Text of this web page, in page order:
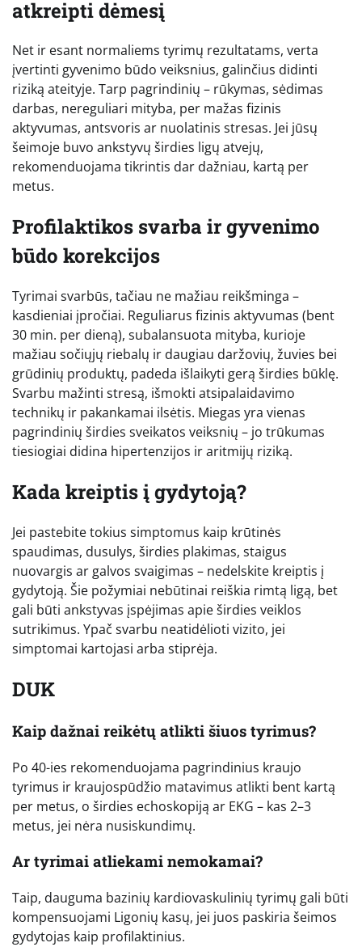
atkreipti dėmesį
Net ir esant normaliems tyrimų rezultatams, verta
įvertinti gyvenimo būdo veiksnius, galinčius didinti
riziką ateityje. Tarp pagrindinių – rūkymas, sėdimas
darbas, nereguliari mityba, per mažas fizinis
aktyvumas, antsvoris ar nuolatinis stresas. Jei jūsų
šeimoje buvo ankstyvų širdies ligų atvejų,
rekomenduojama tikrintis dar dažniau, kartą per
metus.
Profilaktikos svarba ir gyvenimo
būdo korekcijos
Tyrimai svarbūs, tačiau ne mažiau reikšminga –
kasdieniai įpročiai. Reguliarus fizinis aktyvumas (bent
30 min. per dieną), subalansuota mityba, kurioje
mažiau sočiųjų riebalų ir daugiau daržovių, žuvies bei
grūdinių produktų, padeda išlaikyti gerą širdies būklę.
Svarbu mažinti stresą, išmokti atsipalaidavimo
technikų ir pakankamai ilsėtis. Miegas yra vienas
pagrindinių širdies sveikatos veiksnių – jo trūkumas
tiesiogiai didina hipertenzijos ir aritmijų riziką.
Kada kreiptis į gydytoją?
Jei pastebite tokius simptomus kaip krūtinės
spaudimas, dusulys, širdies plakimas, staigus
nuovargis ar galvos svaigimas – nedelskite kreiptis į
gydytoją. Šie požymiai nebūtinai reiškia rimtą ligą, bet
gali būti ankstyvas įspėjimas apie širdies veiklos
sutrikimus. Ypač svarbu neatidėlioti vizito, jei
simptomai kartojasi arba stiprėja.
DUK
Kaip dažnai reikėtų atlikti šiuos tyrimus?
Po 40-ies rekomenduojama pagrindinius kraujo
tyrimus ir kraujospūdžio matavimus atlikti bent kartą
per metus, o širdies echoskopiją ar EKG – kas 2–3
metus, jei nėra nusiskundimų.
Ar tyrimai atliekami nemokamai?
Taip, dauguma bazinių kardiovaskulinių tyrimų gali būti
kompensuojami Ligonių kasų, jei juos paskiria šeimos
gydytojas kaip profilaktinius.